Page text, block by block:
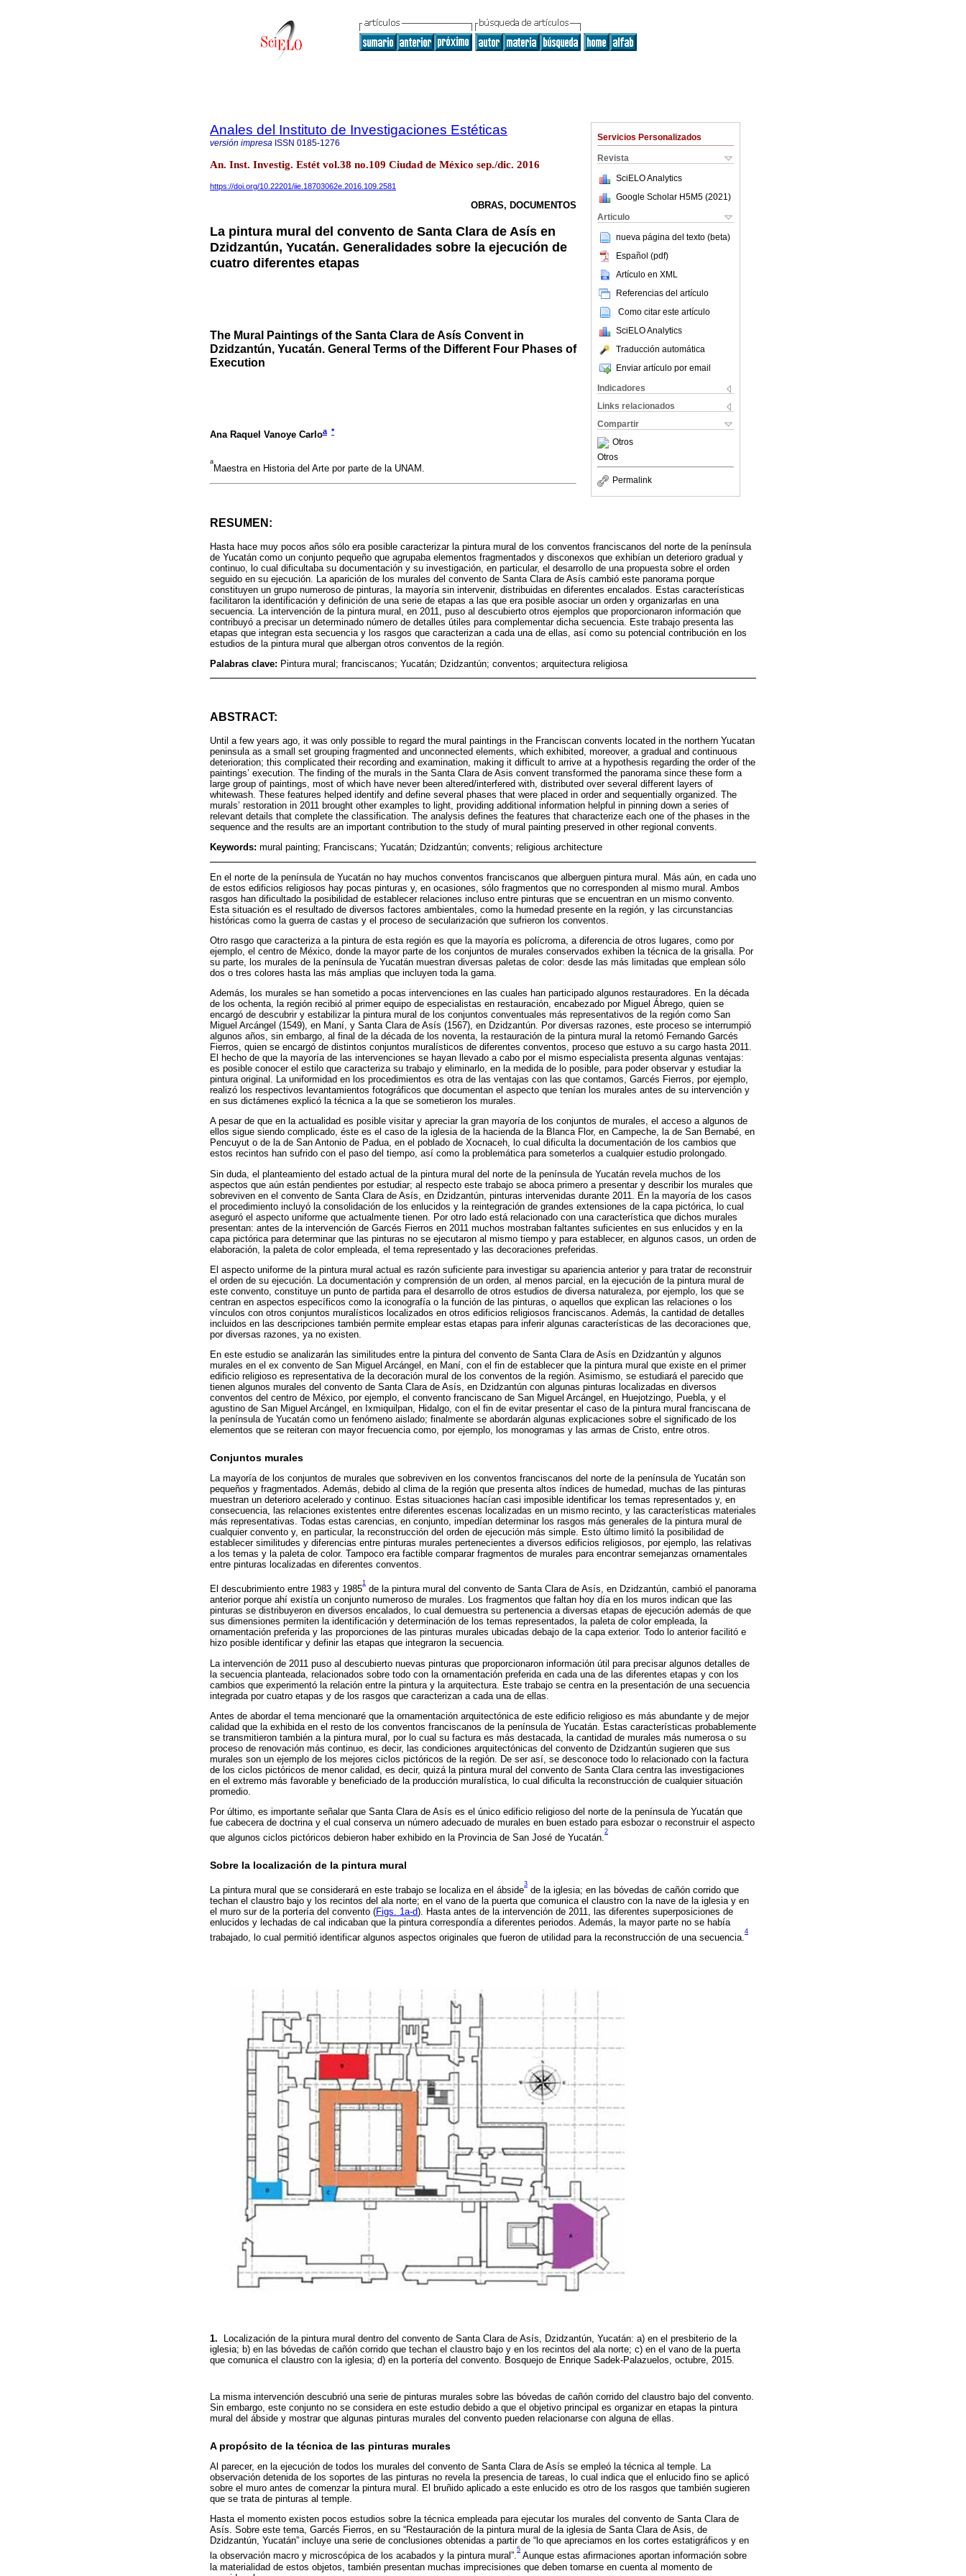
Servicios Personalizados
Revista
SciELO Analytics
Google Scholar H5M5 (2021 )
Articulo
nueva página del texto (beta)
Español (pdf)
Artículo en XML
Referencias del artículo
Como citar este artículo
SciELO Analytics
Traducción automática
Enviar artículo por email
Indicadores
Links relacionados
Compartir
Otros
Otros
Permalink
Anales del Instituto de Investigaciones Estéticas
versión impresa ISSN 0185-1276
An. Inst. Investig. Estét vol.38 no.109 Ciudad de México sep./dic. 2016
https://doi.org/10.22201/iie.18703062e.2016.109.2581
OBRAS, DOCUMENTOS
La pintura mural del convento de Santa Clara de Asís en
Dzidzantún, Yucatán. Generalidades sobre la ejecución de
cuatro diferentes etapas
The Mural Paintings of the Santa Clara de Asís Convent in
Dzidzantún, Yucatán. General Terms of the Different Four Phases of
Execution
Ana Raquel Vanoye Carloa *
a
Maestra en Historia del Arte por parte de la UNAM.
RESUMEN:
Hasta hace muy pocos años sólo era posible caracterizar la pintura mural de los conventos franciscanos del norte de la península
de Yucatán como un conjunto pequeño que agrupaba elementos fragmentados y disconexos que exhibían un deterioro gradual y
continuo, lo cual dificultaba su documentación y su investigación, en particular, el desarrollo de una propuesta sobre el orden
seguido en su ejecución. La aparición de los murales del convento de Santa Clara de Asís cambió este panorama porque
constituyen un grupo numeroso de pinturas, la mayoría sin intervenir, distribuidas en diferentes encalados. Estas características
facilitaron la identificación y definición de una serie de etapas a las que era posible asociar un orden y organizarlas en una
secuencia. La intervención de la pintura mural, en 2011, puso al descubierto otros ejemplos que proporcionaron información que
contribuyó a precisar un determinado número de detalles útiles para complementar dicha secuencia. Este trabajo presenta las
etapas que integran esta secuencia y los rasgos que caracterizan a cada una de ellas, así como su potencial contribución en los
estudios de la pintura mural que albergan otros conventos de la región.
Palabras clave: Pintura mural; franciscanos; Yucatán; Dzidzantún; conventos; arquitectura religiosa
ABSTRACT:
Until a few years ago, it was only possible to regard the mural paintings in the Franciscan convents located in the northern Yucatan
peninsula as a small set grouping fragmented and unconnected elements, which exhibited, moreover, a gradual and continuous
deterioration; this complicated their recording and examination, making it difficult to arrive at a hypothesis regarding the order of the
paintings’ execution. The finding of the murals in the Santa Clara de Asis convent transformed the panorama since these form a
large group of paintings, most of which have never been altered/interfered with, distributed over several different layers of
whitewash. These features helped identify and define several phases that were placed in order and sequentially organized. The
murals’ restoration in 2011 brought other examples to light, providing additional information helpful in pinning down a series of
relevant details that complete the classification. The analysis defines the features that characterize each one of the phases in the
sequence and the results are an important contribution to the study of mural painting preserved in other regional convents.
Keywords: mural painting; Franciscans; Yucatán; Dzidzantún; convents; religious architecture
En el norte de la península de Yucatán no hay muchos conventos franciscanos que alberguen pintura mural. Más aún, en cada uno
de estos edificios religiosos hay pocas pinturas y, en ocasiones, sólo fragmentos que no corresponden al mismo mural. Ambos
rasgos han dificultado la posibilidad de establecer relaciones incluso entre pinturas que se encuentran en un mismo convento.
Esta situación es el resultado de diversos factores ambientales, como la humedad presente en la región, y las circunstancias
históricas como la guerra de castas y el proceso de secularización que sufrieron los conventos.
Otro rasgo que caracteriza a la pintura de esta región es que la mayoría es polícroma, a diferencia de otros lugares, como por
ejemplo, el centro de México, donde la mayor parte de los conjuntos de murales conservados exhiben la técnica de la grisalla. Por
su parte, los murales de la península de Yucatán muestran diversas paletas de color: desde las más limitadas que emplean sólo
dos o tres colores hasta las más amplias que incluyen toda la gama.
Además, los murales se han sometido a pocas intervenciones en las cuales han participado algunos restauradores. En la década
de los ochenta, la región recibió al primer equipo de especialistas en restauración, encabezado por Miguel Ábrego, quien se
encargó de descubrir y estabilizar la pintura mural de los conjuntos conventuales más representativos de la región como San
Miguel Arcángel (1549), en Maní, y Santa Clara de Asís (1567), en Dzidzantún. Por diversas razones, este proceso se interrumpió
algunos años, sin embargo, al final de la década de los noventa, la restauración de la pintura mural la retomó Fernando Garcés
Fierros, quien se encargó de distintos conjuntos muralísticos de diferentes conventos, proceso que estuvo a su cargo hasta 2011.
El hecho de que la mayoría de las intervenciones se hayan llevado a cabo por el mismo especialista presenta algunas ventajas:
es posible conocer el estilo que caracteriza su trabajo y eliminarlo, en la medida de lo posible, para poder observar y estudiar la
pintura original. La uniformidad en los procedimientos es otra de las ventajas con las que contamos, Garcés Fierros, por ejemplo,
realizó los respectivos levantamientos fotográficos que documentan el aspecto que tenían los murales antes de su intervención y
en sus dictámenes explicó la técnica a la que se sometieron los murales.
A pesar de que en la actualidad es posible visitar y apreciar la gran mayoría de los conjuntos de murales, el acceso a algunos de
ellos sigue siendo complicado, éste es el caso de la iglesia de la hacienda de la Blanca Flor, en Campeche, la de San Bernabé, en
Pencuyut o de la de San Antonio de Padua, en el poblado de Xocnaceh, lo cual dificulta la documentación de los cambios que
estos recintos han sufrido con el paso del tiempo, así como la problemática para someterlos a cualquier estudio prolongado.
Sin duda, el planteamiento del estado actual de la pintura mural del norte de la península de Yucatán revela muchos de los
aspectos que aún están pendientes por estudiar; al respecto este trabajo se aboca primero a presentar y describir los murales que
sobreviven en el convento de Santa Clara de Asís, en Dzidzantún, pinturas intervenidas durante 2011. En la mayoría de los casos
el procedimiento incluyó la consolidación de los enlucidos y la reintegración de grandes extensiones de la capa pictórica, lo cual
aseguró el aspecto uniforme que actualmente tienen. Por otro lado está relacionado con una característica que dichos murales
presentan: antes de la intervención de Garcés Fierros en 2011 muchos mostraban faltantes suficientes en sus enlucidos y en la
capa pictórica para determinar que las pinturas no se ejecutaron al mismo tiempo y para establecer, en algunos casos, un orden de
elaboración, la paleta de color empleada, el tema representado y las decoraciones preferidas.
El aspecto uniforme de la pintura mural actual es razón suficiente para investigar su apariencia anterior y para tratar de reconstruir
el orden de su ejecución. La documentación y comprensión de un orden, al menos parcial, en la ejecución de la pintura mural de
este convento, constituye un punto de partida para el desarrollo de otros estudios de diversa naturaleza, por ejemplo, los que se
centran en aspectos específicos como la iconografía o la función de las pinturas, o aquellos que explican las relaciones o los
vínculos con otros conjuntos muralísticos localizados en otros edificios religiosos franciscanos. Además, la cantidad de detalles
incluidos en las descripciones también permite emplear estas etapas para inferir algunas características de las decoraciones que,
por diversas razones, ya no existen.
En este estudio se analizarán las similitudes entre la pintura del convento de Santa Clara de Asís en Dzidzantún y algunos
murales en el ex convento de San Miguel Arcángel, en Maní, con el fin de establecer que la pintura mural que existe en el primer
edificio religioso es representativa de la decoración mural de los conventos de la región. Asimismo, se estudiará el parecido que
tienen algunos murales del convento de Santa Clara de Asís, en Dzidzantún con algunas pinturas localizadas en diversos
conventos del centro de México, por ejemplo, el convento franciscano de San Miguel Arcángel, en Huejotzingo, Puebla, y el
agustino de San Miguel Arcángel, en Ixmiquilpan, Hidalgo, con el fin de evitar presentar el caso de la pintura mural franciscana de
la península de Yucatán como un fenómeno aislado; finalmente se abordarán algunas explicaciones sobre el significado de los
elementos que se reiteran con mayor frecuencia como, por ejemplo, los monogramas y las armas de Cristo, entre otros.
Conjuntos murales
La mayoría de los conjuntos de murales que sobreviven en los conventos franciscanos del norte de la península de Yucatán son
pequeños y fragmentados. Además, debido al clima de la región que presenta altos índices de humedad, muchas de las pinturas
muestran un deterioro acelerado y continuo. Estas situaciones hacían casi imposible identificar los temas representados y, en
consecuencia, las relaciones existentes entre diferentes escenas localizadas en un mismo recinto, y las características materiales
más representativas. Todas estas carencias, en conjunto, impedían determinar los rasgos más generales de la pintura mural de
cualquier convento y, en particular, la reconstrucción del orden de ejecución más simple. Esto último limitó la posibilidad de
establecer similitudes y diferencias entre pinturas murales pertenecientes a diversos edificios religiosos, por ejemplo, las relativas
a los temas y la paleta de color. Tampoco era factible comparar fragmentos de murales para encontrar semejanzas ornamentales
entre pinturas localizadas en diferentes conventos.
El descubrimiento entre 1983 y 1985
1
de la pintura mural del convento de Santa Clara de Asís, en Dzidzantún, cambió el panorama
anterior porque ahí existía un conjunto numeroso de murales. Los fragmentos que faltan hoy día en los muros indican que las
pinturas se distribuyeron en diversos encalados, lo cual demuestra su pertenencia a diversas etapas de ejecución además de que
sus dimensiones permiten la identificación y determinación de los temas representados, la paleta de color empleada, la
ornamentación preferida y las proporciones de las pinturas murales ubicadas debajo de la capa exterior. Todo lo anterior facilitó e
hizo posible identificar y definir las etapas que integraron la secuencia.
La intervención de 2011 puso al descubierto nuevas pinturas que proporcionaron información útil para precisar algunos detalles de
la secuencia planteada, relacionados sobre todo con la ornamentación preferida en cada una de las diferentes etapas y con los
cambios que experimentó la relación entre la pintura y la arquitectura. Este trabajo se centra en la presentación de una secuencia
integrada por cuatro etapas y de los rasgos que caracterizan a cada una de ellas.
Antes de abordar el tema mencionaré que la ornamentación arquitectónica de este edificio religioso es más abundante y de mejor
calidad que la exhibida en el resto de los conventos franciscanos de la península de Yucatán. Estas características probablemente
se transmitieron también a la pintura mural, por lo cual su factura es más destacada, la cantidad de murales más numerosa o su
proceso de renovación más continuo, es decir, las condiciones arquitectónicas del convento de Dzidzantún sugieren que sus
murales son un ejemplo de los mejores ciclos pictóricos de la región. De ser así, se desconoce todo lo relacionado con la factura
de los ciclos pictóricos de menor calidad, es decir, quizá la pintura mural del convento de Santa Clara centra las investigaciones
en el extremo más favorable y beneficiado de la producción muralística, lo cual dificulta la reconstrucción de cualquier situación
promedio.
Por último, es importante señalar que Santa Clara de Asís es el único edificio religioso del norte de la península de Yucatán que
fue cabecera de doctrina y el cual conserva un número adecuado de murales en buen estado para esbozar o reconstruir el aspecto
que algunos ciclos pictóricos debieron haber exhibido en la Provincia de San José de Yucatán.
2
Sobre la localización de la pintura mural
La pintura mural que se considerará en este trabajo se localiza en el ábside
3
de la iglesia; en las bóvedas de cañón corrido que
techan el claustro bajo y los recintos del ala norte; en el vano de la puerta que comunica el claustro con la nave de la iglesia y en
el muro sur de la portería del convento (Figs. 1a-d). Hasta antes de la intervención de 2011, las diferentes superposiciones de
enlucidos y lechadas de cal indicaban que la pintura correspondía a diferentes periodos. Además, la mayor parte no se había
trabajado, lo cual permitió identificar algunos aspectos originales que fueron de utilidad para la reconstrucción de una secuencia.
4
1. Localización de la pintura mural dentro del convento de Santa Clara de Asís, Dzidzantún, Yucatán: a) en el presbiterio de la
iglesia; b) en las bóvedas de cañón corrido que techan el claustro bajo y en los recintos del ala norte; c) en el vano de la puerta
que comunica el claustro con la iglesia; d) en la portería del convento. Bosquejo de Enrique Sadek-Palazuelos, octubre, 2015.
La misma intervención descubrió una serie de pinturas murales sobre las bóvedas de cañón corrido del claustro bajo del convento.
Sin embargo, este conjunto no se considera en este estudio debido a que el objetivo principal es organizar en etapas la pintura
mural del ábside y mostrar que algunas pinturas murales del convento pueden relacionarse con alguna de ellas.
A propósito de la técnica de las pinturas murales
Al parecer, en la ejecución de todos los murales del convento de Santa Clara de Asís se empleó la técnica al temple. La
observación detenida de los soportes de las pinturas no revela la presencia de tareas, lo cual indica que el enlucido fino se aplicó
sobre el muro antes de comenzar la pintura mural. El bruñido aplicado a este enlucido es otro de los rasgos que también sugieren
que se trata de pinturas al temple.
Hasta el momento existen pocos estudios sobre la técnica empleada para ejecutar los murales del convento de Santa Clara de
Asís. Sobre este tema, Garcés Fierros, en su “Restauración de la pintura mural de la iglesia de Santa Clara de Asis, de
Dzidzantún, Yucatán” incluye una serie de conclusiones obtenidas a partir de “lo que apreciamos en los cortes estatigráficos y en
la observación macro y microscópica de los acabados y la pintura mural”.
5
Aunque estas afirmaciones aportan información sobre
la materialidad de estos objetos, también presentan muchas imprecisiones que deben tomarse en cuenta al momento de